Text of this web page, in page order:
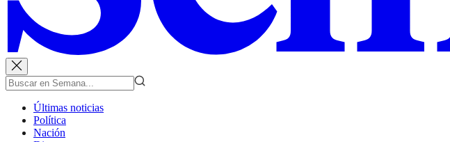
Últimas noticias
Política
Nación